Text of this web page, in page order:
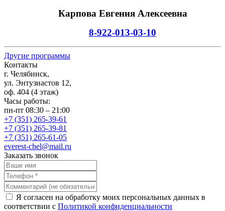
Карпова Евгения Алексеевна
8-922-013-03-10
Другие программы
Контакты
г. Челябинск,
ул. Энтузиастов 12,
оф. 404 (4 этаж)
Часы работы:
пн-пт 08:30 – 21:00
+7 (351) 265-39-61
+7 (351) 265-39-81
+7 (351) 265-61-05
everest-chel@mail.ru
Заказать звонок
Я согласен на обработку моих персональных данных в
соответствии с Политикой конфиденциальности